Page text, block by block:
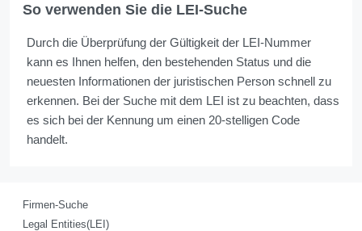
So verwenden Sie die LEI-Suche
Durch die Überprüfung der Gültigkeit der LEI-Nummer
kann es Ihnen helfen, den bestehenden Status und die
neuesten Informationen der juristischen Person schnell zu
erkennen. Bei der Suche mit dem LEI ist zu beachten, dass
es sich bei der Kennung um einen 20-stelligen Code
handelt.
Firmen-Suche
Legal Entities(LEI)